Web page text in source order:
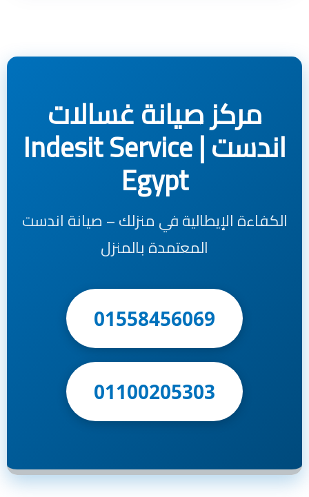
مركز صيانة غسالات
اندست | Indesit Service
Egypt
الكفاءة الإيطالية في منزلك – صيانة اندست
المعتمدة بالمنزل
01558456069
01100205303